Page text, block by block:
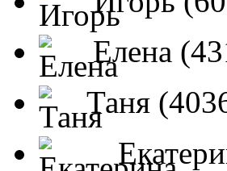
Елена
Таня